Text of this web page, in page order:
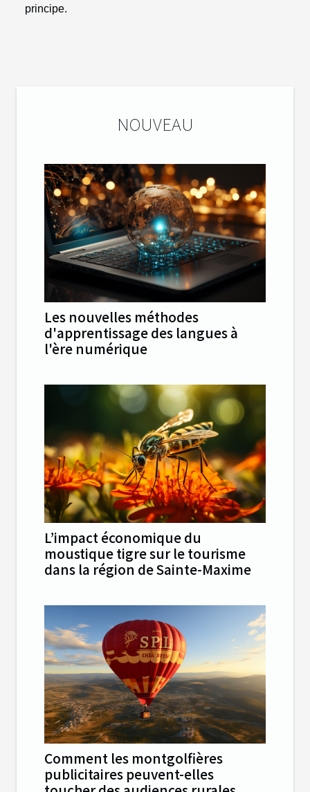
principe.
NOUVEAU
Les nouvelles méthodes
d'apprentissage des langues à
l'ère numérique
L’impact économique du
moustique tigre sur le tourisme
dans la région de Sainte-Maxime
Comment les montgolfières
publicitaires peuvent-elles